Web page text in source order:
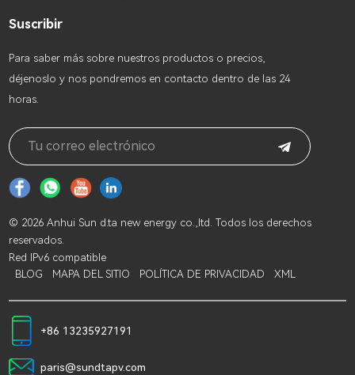
Suscribir
Para saber más sobre nuestros productos o precios,
déjenoslo y nos pondremos en contacto dentro de las 24
horas.
© 2026 Anhui Sun d.ta new energy co.,ltd. Todos los derechos
reservados.
Red IPv6 compatible
BLOG
MAPA DEL SITIO POLÍTICA DE PRIVACIDAD XML
+86 13235927191
paris@sundtapv.com